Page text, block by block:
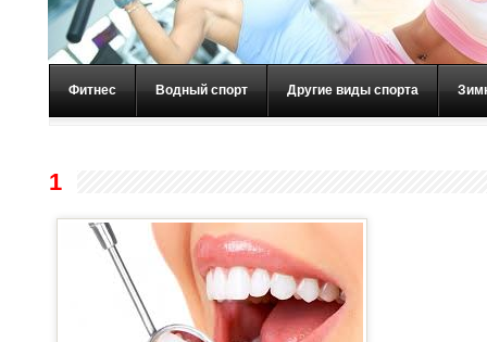
Фитнес Водный спорт Другие виды спорта
1